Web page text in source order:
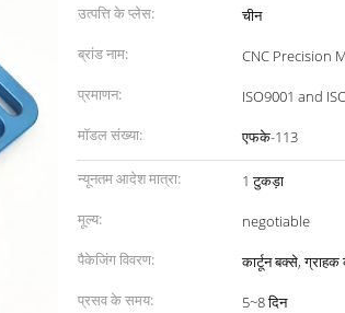
उत्पत्ति के प्लेस:
चीन
ब्रांड नाम:
CNC Precision
प्रमाणन:
ISO9001 and
मॉडल संख्या:
एफके-113
न्यूनतम आदेश मात्रा:
1 टुकड़ा
मूल्य:
negotiable
पैकेजिंग विवरण:
कार्टून बक्से,
प्रसव के समय:
5~8 दिन